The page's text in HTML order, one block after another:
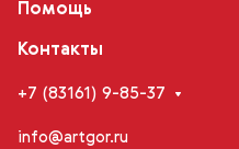
Помощь
Контакты
+7 (83161) 9-85-37
info@artgor.ru